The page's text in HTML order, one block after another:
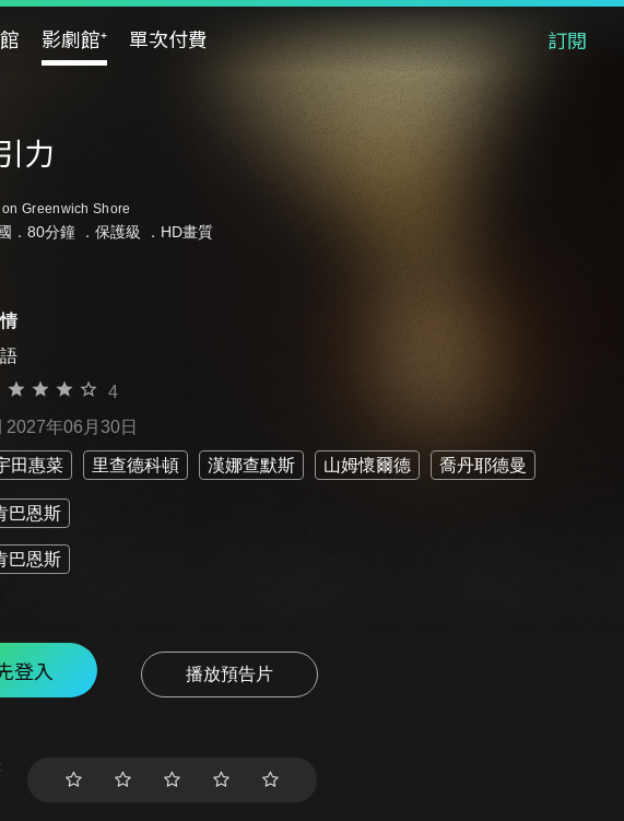
影劇館⁺ 單次付費 訂閱
力
Greenwich Shore
．80分鐘 ． 保護級 ．HD畫質
4
2027年06月30日
田惠菜 里查德科頓 漢娜查默斯 山姆懷爾德 喬丹耶德曼
巴恩斯
巴恩斯
登入 播放預告片